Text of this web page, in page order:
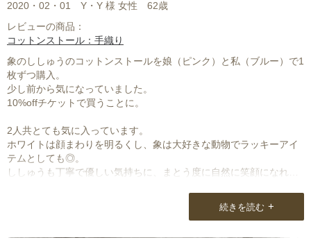
2020・02・01 Y・Y 様 女性
62歳
レビューの商品：
コットンストール：手織り
象のししゅうのコットンストールを娘（ピンク）と私（ブルー）で1
枚ずつ購入。
少し前から気になっていました。
10%offチケットで買うことに。
2人共とても気に入っています。
ホワイトは顔まわりを明るくし、象は大好きな動物でラッキーアイ
テムとしても◎。
ししゅうも丁寧で優しい気持ちに、まとう度に自然に笑顔になれま
こちらのストールは飽きることがなく投入するだけで感度が上がり
使い心地は言うまでもなく、スタッフさんの熱いきもちも一緒にま
続きを読む +